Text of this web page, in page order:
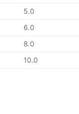
5.0
6.0
8.0
10.0